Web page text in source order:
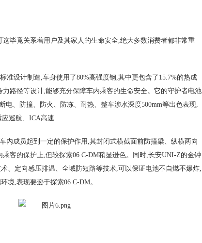
毕竟关系着用户及其家人的生命安全,绝大多数消费者都非常重
准设计制造,车身使用了80%高强度钢,其中更包含了15.7%的热成
路径等设计,能够充分保障车内乘客的生命安全。它的守护者电池
电、防撞、防火、防冻、耐热、整车涉水深度500mm等出色表现,
巡航、ICA高速
内成员起到一定的保护作用,其封闭式横截面前防撞梁、纵横两向
客的保护上,但较探索06 C-DM稍显逊色。同时,长安UNI-Z的金钟
、‌定向感压排温‌、‌全域防短路等技术,可以保证电池不自燃不爆炸,
境,表现要逊于探索06 C-DM。